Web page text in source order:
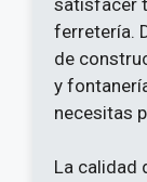
ferretería.
de
y
necesitas
La calidad